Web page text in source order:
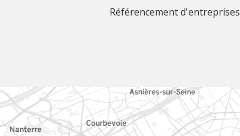
Référencement d'entreprises